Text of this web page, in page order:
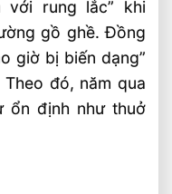
với rung lắc” khi
gồ ghề. Đồng
giờ bị biến dạng”
đó, năm qua
ổn định như thuở